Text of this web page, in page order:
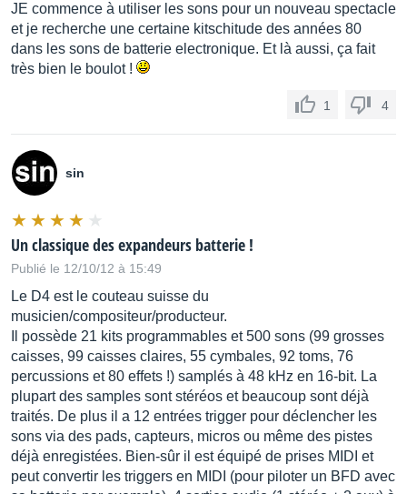
JE commence à utiliser les sons pour un nouveau spectacle
et je recherche une certaine kitschitude des années 80
dans les sons de batterie electronique. Et là aussi, ça fait
très bien le boulot !
1 4
sin
Un classique des expandeurs batterie !
Publié le 12/10/12 à 15:49
Le D4 est le couteau suisse du
musicien/compositeur/producteur.
Il possède 21 kits programmables et 500 sons (99 grosses
caisses, 99 caisses claires, 55 cymbales, 92 toms, 76
percussions et 80 effets !) samplés à 48 kHz en 16-bit. La
plupart des samples sont stéréos et beaucoup sont déjà
traités. De plus il a 12 entrées trigger pour déclencher les
sons via des pads, capteurs, micros ou même des pistes
déjà enregistées. Bien-sûr il est équipé de prises MIDI et
peut convertir les triggers en MIDI (pour piloter un BFD avec